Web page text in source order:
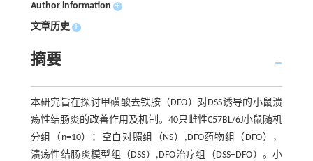
Author information +
文章历史 +
摘要
本研究旨在探讨甲磺酸去铁胺（DFO）对DSS诱导的小鼠溃
疡性结肠炎的改善作用及机制。40只雌性C57BL/6J小鼠随机
分组（n=10）：空白对照组（NS）,DFO药物组（DFO），
溃疡性结肠炎模型组（DSS）,DFO治疗组（DSS+DFO）。小